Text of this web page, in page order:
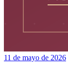
11 de mayo de 2026